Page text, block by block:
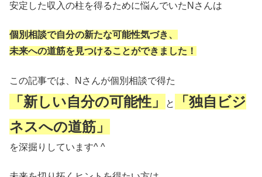
安定した収入の柱を得るために悩んでいたNさんは
個別相談で自分の新たな可能性気づき、
未来への道筋を見つけることができました！
この記事では、Nさんが個別相談で得た
「新しい自分の可能性」 と
「独自ビジ
ネスへの道筋」
を深掘りしています^ ^